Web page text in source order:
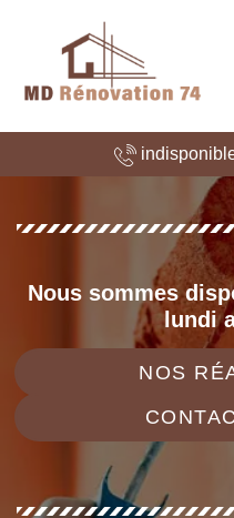
Nous sommes
lundi
NOS